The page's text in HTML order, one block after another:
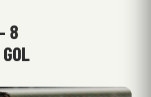
8